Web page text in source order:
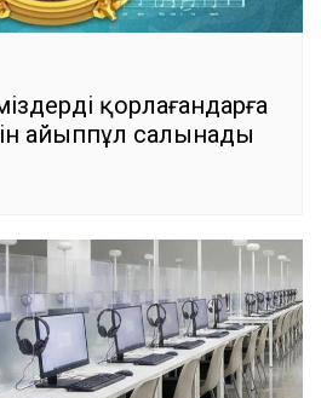
қорлағандарға
айыппұл салынады